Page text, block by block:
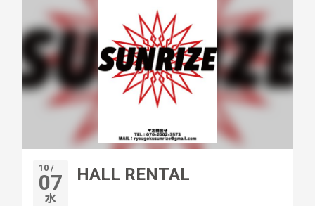
10 /
07
水
HALL RENTAL